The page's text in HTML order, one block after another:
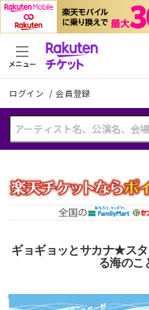
ログイン /会員登録
メニュー
ギョギョッとサカナ★ス
る海のこ